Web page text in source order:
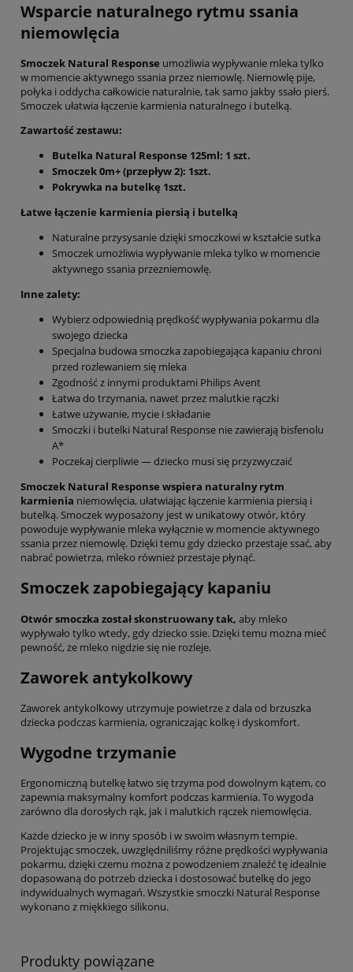
Wsparcie naturalnego rytmu ssania
niemowlęcia
Smoczek Natural Response umożliwia wypływanie mleka tylko
w momencie aktywnego ssania przez niemowlę. Niemowlę pije,
połyka i oddycha całkowicie naturalnie, tak samo jakby ssało pierś.
Smoczek ułatwia łączenie karmienia naturalnego i butelką.
Zawartość zestawu:
Butelka Natural Response 125ml: 1 szt.
Smoczek 0m+ (przepływ 2): 1szt.
Pokrywka na butelkę 1szt.
Łatwe łączenie karmienia piersią i butelką
Naturalne przysysanie dzięki smoczkowi w kształcie sutka
Smoczek umożliwia wypływanie mleka tylko w momencie
aktywnego ssania przezniemowlę.
Inne zalety:
Wybierz odpowiednią prędkość wypływania pokarmu dla
swojego dziecka
Specjalna budowa smoczka zapobiegająca kapaniu chroni
przed rozlewaniem się mleka
Zgodność z innymi produktami Philips Avent
Łatwa do trzymania, nawet przez malutkie rączki
Łatwe używanie, mycie i składanie
Smoczki i butelki Natural Response nie zawierają bisfenolu
A*
Poczekaj cierpliwie — dziecko musi się przyzwyczaić
Smoczek Natural Response wspiera naturalny rytm
karmienia niemowlęcia, ułatwiając łączenie karmienia piersią i
butelką. Smoczek wyposażony jest w unikatowy otwór, który
powoduje wypływanie mleka wyłącznie w momencie aktywnego
ssania przez niemowlę. Dzięki temu gdy dziecko przestaje ssać, aby
nabrać powietrza, mleko również przestaje płynąć.
Smoczek zapobiegający kapaniu
Otwór smoczka został skonstruowany tak, aby mleko
wypływało tylko wtedy, gdy dziecko ssie. Dzięki temu można mieć
pewność, że mleko nigdzie się nie rozleje.
Zaworek antykolkowy
Zaworek antykolkowy utrzymuje powietrze z dala od brzuszka
dziecka podczas karmienia, ograniczając kolkę i dyskomfort.
Wygodne trzymanie
Ergonomiczną butelkę łatwo się trzyma pod dowolnym kątem, co
zapewnia maksymalny komfort podczas karmienia. To wygoda
zarówno dla dorosłych rąk, jak i malutkich rączek niemowlęcia.
Każde dziecko je w inny sposób i w swoim własnym tempie.
Projektując smoczek, uwzględniliśmy różne prędkości wypływania
pokarmu, dzięki czemu można z powodzeniem znaleźć tę idealnie
dopasowaną do potrzeb dziecka i dostosować butelkę do jego
indywidualnych wymagań. Wszystkie smoczki Natural Response
wykonano z miękkiego silikonu.
Produkty powiązane